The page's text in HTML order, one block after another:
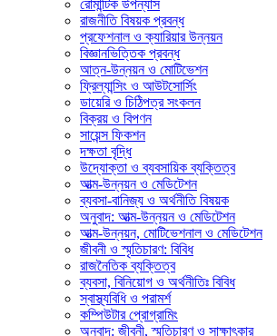
রোমান্টিক উপন্যাস
রাজনীতি বিষয়ক প্রবন্ধ
প্রফেশনাল ও ক্যারিয়ার উন্নয়ন
বিজ্ঞানভিত্তিক প্রবন্ধ
আত্ন-উন্নয়ন ও মোটিভেশন
ফ্রিল্যান্সিং ও আউটসোর্সিং
ডায়েরি ও চিঠিপত্র সংকলন
বিক্রয় ও বিপণন
সায়েন্স ফিকশন
দক্ষতা বৃদ্ধি
উদ্যোক্তা ও ব্যবসায়িক ব্যক্তিত্ব
আত্ম-উন্নয়ন ও মেডিটেশন
ব্যবসা-বানিজ্য ও অর্থনীতি বিষয়ক
অনুবাদ: আত্ম-উন্নয়ন ও মেডিটেশন
আত্ম-উন্নয়ন, মোটিভেশনাল ও মেডিটেশন
জীবনী ও স্মৃতিচারণ: বিবিধ
রাজনৈতিক ব্যক্তিত্ব
ব্যবসা, বিনিয়োগ ও অর্থনীতিঃ বিবিধ
স্বাস্থ্যবিধি ও পরামর্শ
কম্পিউটার প্রোগ্রামিং
অনুবাদ: জীবনী, স্মৃতিচারণ ও সাক্ষাৎকার